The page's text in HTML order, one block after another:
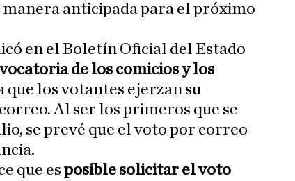
manera anticipada para el próximo
en el Boletín Oficial del Estado
de los comicios y los
que los votantes ejerzan su
Al ser los primeros que se
se prevé que el voto por correo
que es posible solicitar el voto